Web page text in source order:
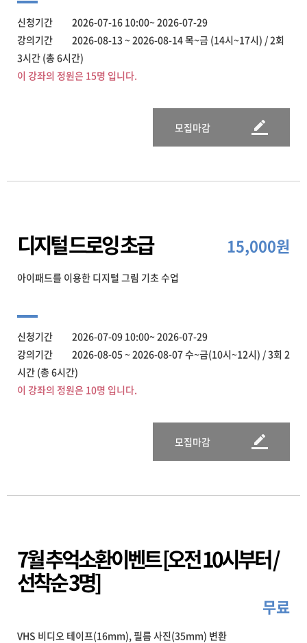
신청기간 2026-07-16 10:00~ 2026-07-29
강의기간 2026-08-13 ~ 2026-08-14 목~금 (14시~17시) / 2회
3시간 (총 6시간)
이 강좌의 정원은 15명 입니다.
모집마감
디지털 드로잉 초급 15,000원
아이패드를 이용한 디지털 그림 기초 수업
신청기간 2026-07-09 10:00~ 2026-07-29
강의기간 2026-08-05 ~ 2026-08-07 수~금(10시~12시) / 3회 2
시간 (총 6시간)
이 강좌의 정원은 10명 입니다.
모집마감
7월 추억소환이벤트 [오전 10시부터 /
선착순 3명]
무료
VHS 비디오 테이프(16mm), 필름 사진(35mm) 변환